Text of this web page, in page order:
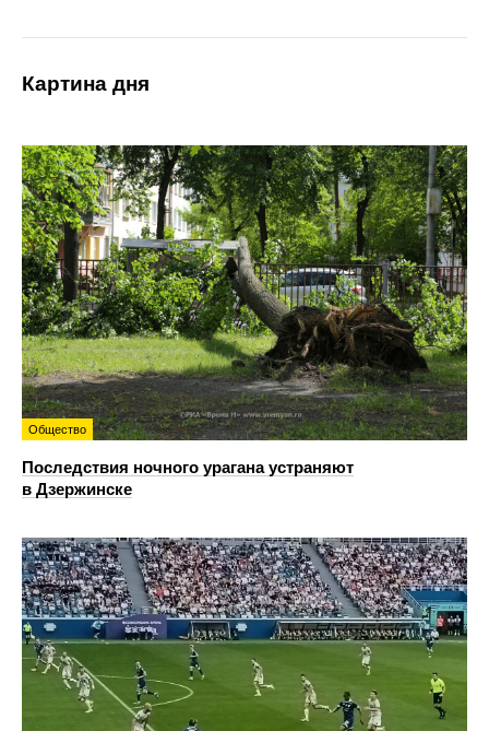
Картина дня
Общество
Последствия ночного урагана устраняют
в Дзержинске